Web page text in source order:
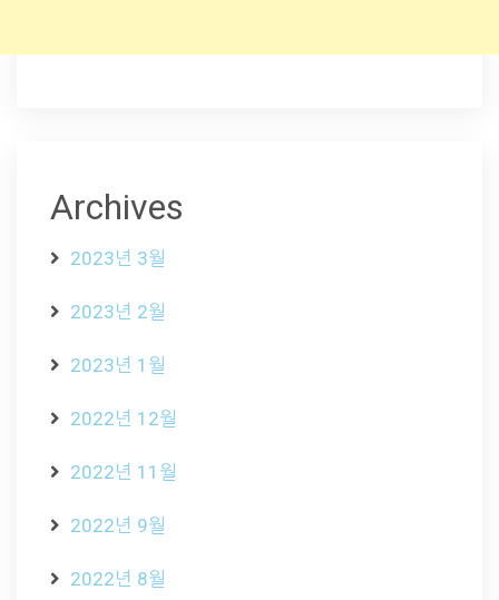
Archives
2023년 3월
2023년 2월
2023년 1월
2022년 12월
2022년 11월
2022년 9월
2022년 8월